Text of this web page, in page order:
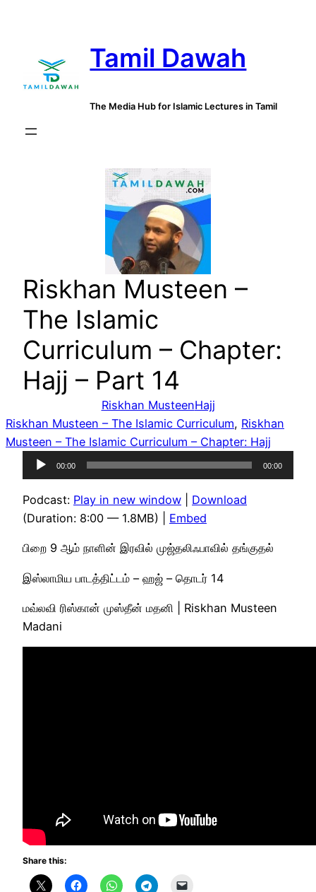
Tamil Dawah
The Media Hub for Islamic Lectures in Tamil
Riskhan Musteen –
The Islamic
Curriculum – Chapter:
Hajj – Part 14
Riskhan MusteenHajj
Riskhan Musteen – The Islamic Curriculum, Riskhan
Musteen – The Islamic Curriculum – Chapter: Hajj
Audio
Player
00:00 00:00
Podcast: Play in new window
Download
(Duration: 8:00 — 1.8MB) | Embed
பிறை 9 ஆம் நாளின் இரவில் முஜ்தலிஃபாவில் தங்குதல்
இஸ்லாமிய பாடத்திட்டம் – ஹஜ் – தொடர் 14
மவ்லவி ரிஸ்கான் முஸ்தீன் மதனி | Riskhan Musteen
Madani
Share this: